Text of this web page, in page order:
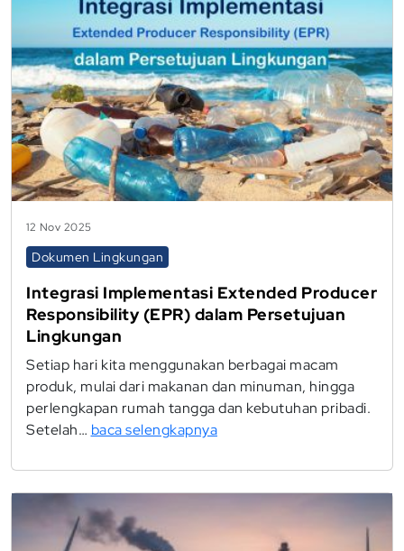
12 Nov 2025
Dokumen Lingkungan
Integrasi Implementasi Extended Producer
Responsibility (EPR) dalam Persetujuan
Lingkungan
Setiap hari kita menggunakan berbagai macam
produk, mulai dari makanan dan minuman, hingga
perlengkapan rumah tangga dan kebutuhan pribadi.
Setelah… baca selengkapnya